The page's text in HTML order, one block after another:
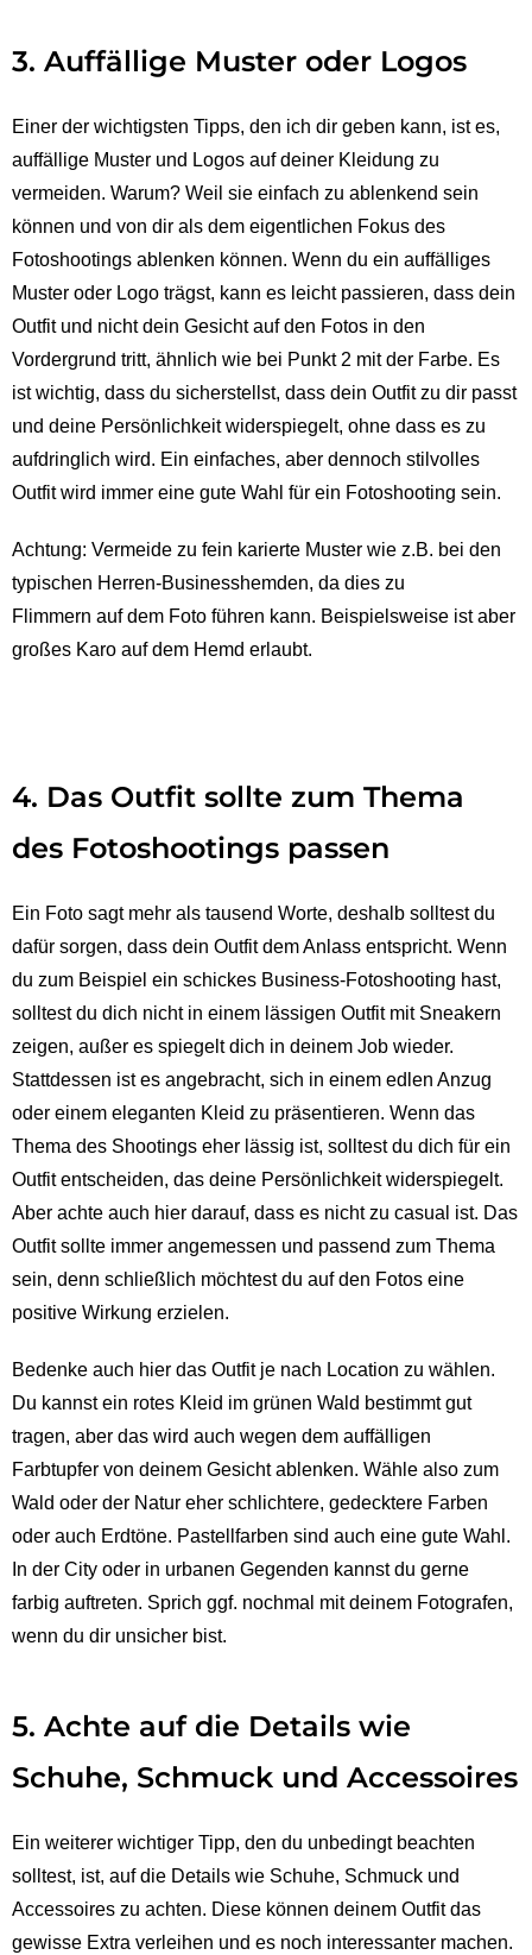
3. Auffällige Muster oder Logos
Einer der wichtigsten Tipps, den ich dir geben kann, ist es,
auffällige Muster und Logos auf deiner Kleidung zu
vermeiden. Warum? Weil sie einfach zu ablenkend sein
können und von dir als dem eigentlichen Fokus des
Fotoshootings ablenken können. Wenn du ein auffälliges
Muster oder Logo trägst, kann es leicht passieren, dass dein
Outfit und nicht dein Gesicht auf den Fotos in den
Vordergrund tritt, ähnlich wie bei Punkt 2 mit der Farbe. Es
ist wichtig, dass du sicherstellst, dass dein Outfit zu dir passt
und deine Persönlichkeit widerspiegelt, ohne dass es zu
aufdringlich wird. Ein einfaches, aber dennoch stilvolles
Outfit wird immer eine gute Wahl für ein Fotoshooting sein.
Achtung: Vermeide zu fein karierte Muster wie z.B. bei den
typischen Herren-Businesshemden, da dies zu
Flimmern auf dem Foto führen kann. Beispielsweise ist aber
großes Karo auf dem Hemd erlaubt.
4. Das Outfit sollte zum Thema
des Fotoshootings passen
Ein Foto sagt mehr als tausend Worte, deshalb solltest du
dafür sorgen, dass dein Outfit dem Anlass entspricht. Wenn
du zum Beispiel ein schickes Business-Fotoshooting hast,
solltest du dich nicht in einem lässigen Outfit mit Sneakern
zeigen, außer es spiegelt dich in deinem Job wieder.
Stattdessen ist es angebracht, sich in einem edlen Anzug
oder einem eleganten Kleid zu präsentieren. Wenn das
Thema des Shootings eher lässig ist, solltest du dich für ein
Outfit entscheiden, das deine Persönlichkeit widerspiegelt.
Aber achte auch hier darauf, dass es nicht zu casual ist. Das
Outfit sollte immer angemessen und passend zum Thema
sein, denn schließlich möchtest du auf den Fotos eine
positive Wirkung erzielen.
Bedenke auch hier das Outfit je nach Location zu wählen.
Du kannst ein rotes Kleid im grünen Wald bestimmt gut
tragen, aber das wird auch wegen dem auffälligen
Farbtupfer von deinem Gesicht ablenken. Wähle also zum
Wald oder der Natur eher schlichtere, gedecktere Farben
oder auch Erdtöne. Pastellfarben sind auch eine gute Wahl.
In der City oder in urbanen Gegenden kannst du gerne
farbig auftreten. Sprich ggf. nochmal mit deinem Fotografen,
wenn du dir unsicher bist.
5. Achte auf die Details wie
Schuhe, Schmuck und Accessoires
Ein weiterer wichtiger Tipp, den du unbedingt beachten
solltest, ist, auf die Details wie Schuhe, Schmuck und
Accessoires zu achten. Diese können deinem Outfit das
gewisse Extra verleihen und es noch interessanter machen.